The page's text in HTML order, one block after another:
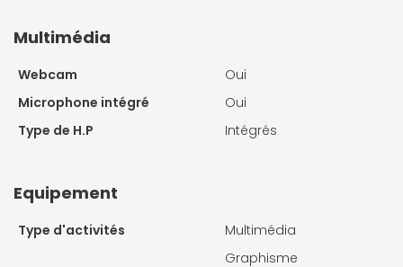
Multimédia
Webcam
Oui
Microphone intégré
Oui
Type de H.P
Intégrés
Equipement
Type d'activités
Multimédia
Graphisme